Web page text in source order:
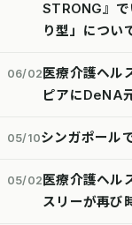
STRONG』
り型」につい
06/02医療介護ヘル
ピアにDeNA
05/10シンガポール
05/02医療介護ヘル
スリーが再び